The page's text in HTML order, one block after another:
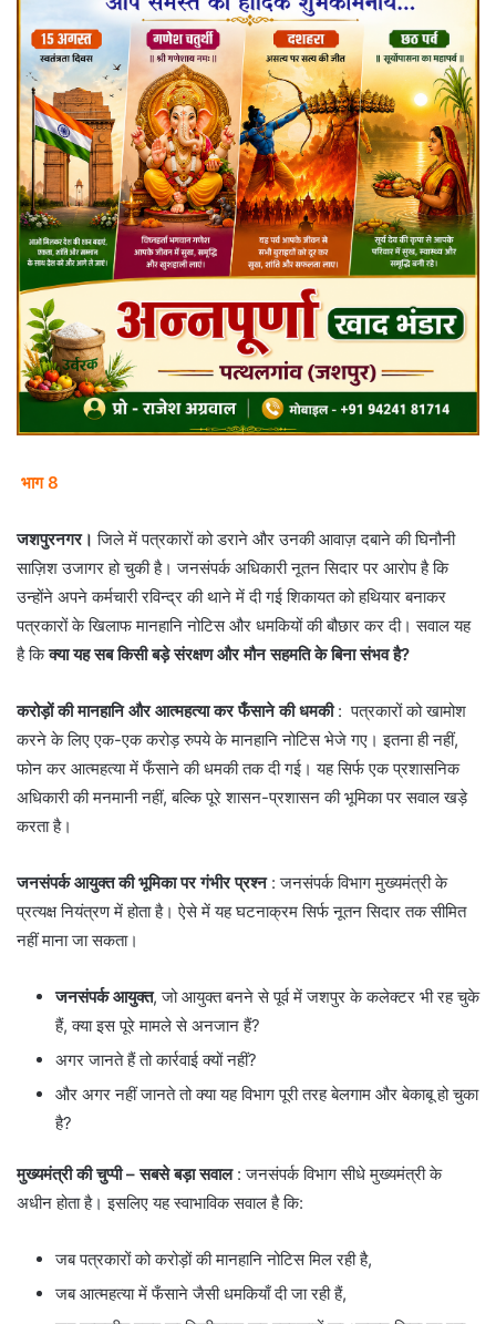
भाग 8
जशपुरनगर। जिले में पत्रकारों को डराने और उनकी आवाज़ दबाने की घिनौनी
साज़िश उजागर हो चुकी है। जनसंपर्क अधिकारी नूतन सिदार पर आरोप है कि
उन्होंने अपने कर्मचारी रविन्द्र की थाने में दी गई शिकायत को हथियार बनाकर
पत्रकारों के खिलाफ मानहानि नोटिस और धमकियों की बौछार कर दी। सवाल यह
है किक्या यह सब किसी बड़े संरक्षण और मौन सहमति के बिना संभव है?
करोड़ों की मानहानि और आत्महत्या कर फँसाने की धमकी: पत्रकारों को खामोश
करने के लिए एक-एक करोड़ रुपये के मानहानि नोटिस भेजे गए। इतना ही नहीं,
फोन कर आत्महत्या में फँसाने की धमकी तक दी गई। यह सिर्फ एक प्रशासनिक
अधिकारी की मनमानी नहीं, बल्कि पूरे शासन-प्रशासन की भूमिका पर सवाल खड़े
करता है।
जनसंपर्क आयुक्त की भूमिका पर गंभीर प्रश्न: जनसंपर्क विभाग मुख्यमंत्री के
प्रत्यक्ष नियंत्रण में होता है। ऐसे में यह घटनाक्रम सिर्फ नूतन सिदार तक सीमित
नहीं माना जा सकता।
जनसंपर्क आयुक्त, जो आयुक्त बनने से पूर्व में जशपुर के कलेक्टर भी रह चुके
हैं, क्या इस पूरे मामले से अनजान हैं?
अगर जानते हैं तो कार्रवाई क्यों नहीं?
और अगर नहीं जानते तो क्या यह विभाग पूरी तरह बेलगाम और बेकाबू हो चुका
है?
मुख्यमंत्री की चुप्पी – सबसे बड़ा सवाल: जनसंपर्क विभाग सीधे मुख्यमंत्री के
अधीन होता है। इसलिए यह स्वाभाविक सवाल है कि:
जब पत्रकारों को करोड़ों की मानहानि नोटिस मिल रही है,
जब आत्महत्या में फँसाने जैसी धमकियाँ दी जा रही हैं,